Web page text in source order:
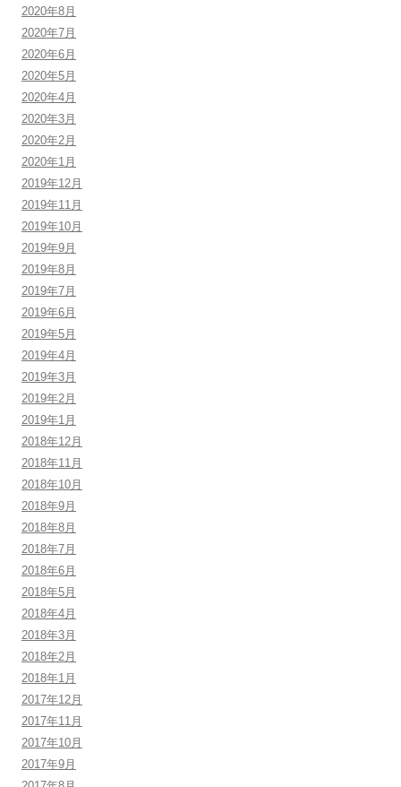
2020年8月
2020年7月
2020年6月
2020年5月
2020年4月
2020年3月
2020年2月
2020年1月
2019年12月
2019年11月
2019年10月
2019年9月
2019年8月
2019年7月
2019年6月
2019年5月
2019年4月
2019年3月
2019年2月
2019年1月
2018年12月
2018年11月
2018年10月
2018年9月
2018年8月
2018年7月
2018年6月
2018年5月
2018年4月
2018年3月
2018年2月
2018年1月
2017年12月
2017年11月
2017年10月
2017年9月